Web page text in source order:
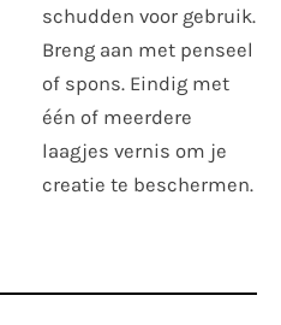
schudden voor gebruik.
Breng aan met penseel
of spons. Eindig met
één of meerdere
laagjes vernis om je
creatie te beschermen.